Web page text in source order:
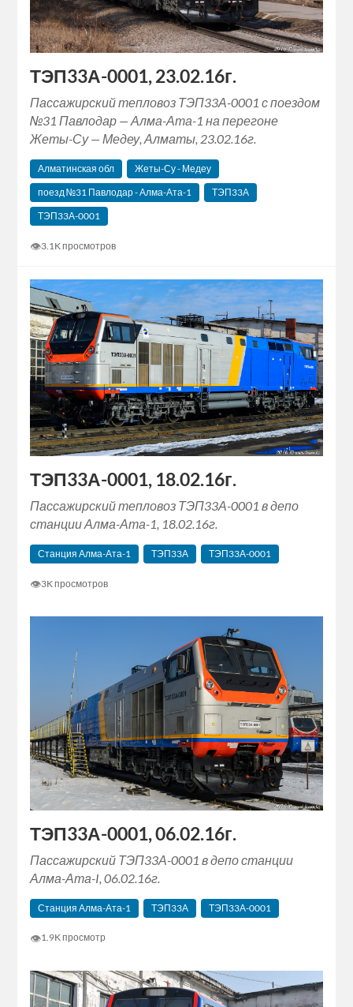
ТЭП33А-0001, 23.02.16г.
Пассажирский тепловоз ТЭП33А-0001 с поездом
№31 Павлодар — Алма-Ата-1 на перегоне
Жеты-Су — Медеу, Алматы, 23.02.16г.
Алматинская обл
Жеты-Су - Медеу
поезд №31 Павлодар - Алма-Ата-1
ТЭП33А
ТЭП33А-0001
👁3.1K просмотров
ТЭП33А-0001, 18.02.16г.
Пассажирский тепловоз ТЭП33А-0001 в депо
станции Алма-Ата-1, 18.02.16г.
Станция Алма-Ата-1 ТЭП33А ТЭП33А-0001
👁3K просмотров
ТЭП33А-0001, 06.02.16г.
Пассажирский ТЭП33А-0001 в депо станции
Алма-Ата-I, 06.02.16г.
Станция Алма-Ата-1 ТЭП33А ТЭП33А-0001
👁1.9K просмотр